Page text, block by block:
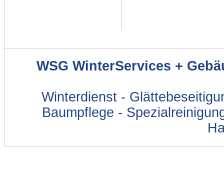
WSG WinterServices +
Winterdienst -
Baumpflege -